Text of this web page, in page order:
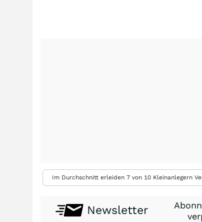
Im Durchschnitt erleiden 7 von 10 Kleinanlegern
Newsletter